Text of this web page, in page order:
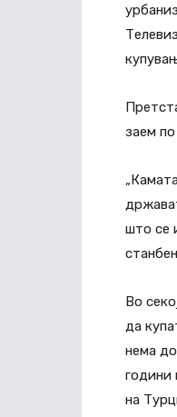
заем
што се
Во
да
нема
години
на